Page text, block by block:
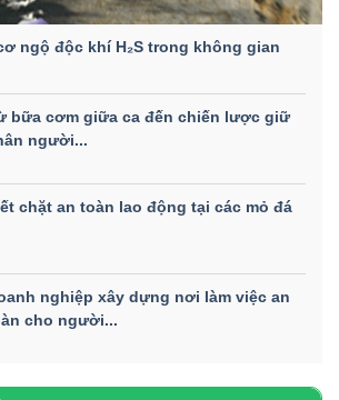
ngộ độc khí H₂S trong không gian
bữa cơm giữa ca đến chiến lược giữ
người...
chặt an toàn lao động tại các mỏ đá
nghiệp xây dựng nơi làm việc an
cho người...